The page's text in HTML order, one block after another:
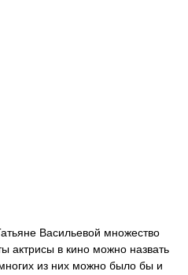
Васильевой множество
актрисы в кино можно назвать
из них можно было бы и